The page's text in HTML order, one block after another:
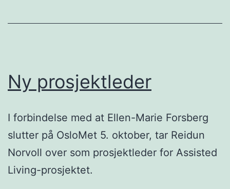
Ny prosjektleder
I forbindelse med at Ellen-Marie Forsberg
slutter på OsloMet 5. oktober, tar Reidun
Norvoll over som prosjektleder for Assisted
Living-prosjektet.